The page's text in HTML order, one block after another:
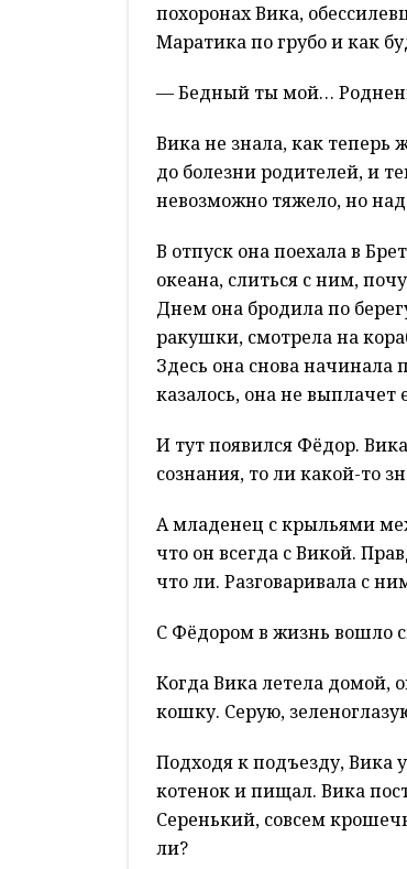
похоронах Вика,
Маратика по грубо и как
— Бедный ты мой…
Вика не знала, как теперь
до болезни родителей, и
невозможно тяжело, но
В отпуск она поехала в
океана, слиться с ним,
Днем она бродила по
ракушки, смотрела на
Здесь она снова начинала
казалось, она не выплачет
И тут появился Фёдор.
сознания, то ли какой-то
А младенец с крыльями
что он всегда с Викой.
что ли. Разговаривала с
С Фёдором в жизнь вошло
Когда Вика летела домой,
кошку. Серую,
Подходя к подъезду, Вика
котенок и пищал. Вика
Серенький, совсем
ли?